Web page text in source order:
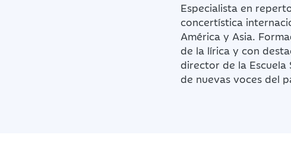
Especialista en
concertística
América y Asia.
de la lírica y con
director de la
de nuevas voces del